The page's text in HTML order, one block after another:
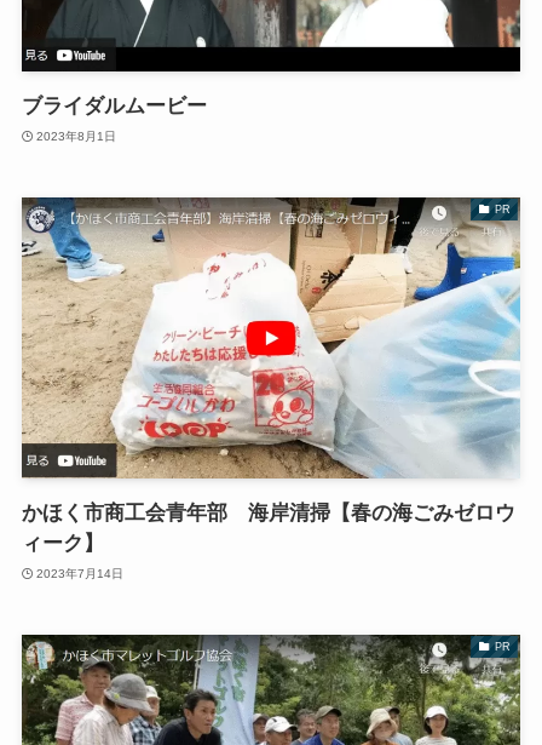
ブライダルムービー
2023年8月1日
PR
かほく市商工会青年部 海岸清掃【春の海ごみゼロウ
ィーク】
2023年7月14日
PR